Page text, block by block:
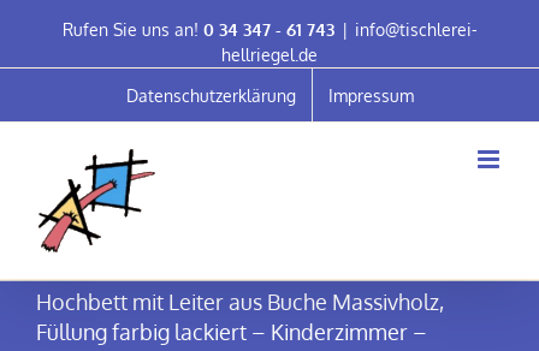
content
Rufen Sie uns an! 0 34 347 - 61 743 | info@tischlerei-
hellriegel.de
Datenschutzerklärung
Impressum
Hochbett mit Leiter aus Buche Massivholz,
Füllung farbig lackiert – Kinderzimmer –